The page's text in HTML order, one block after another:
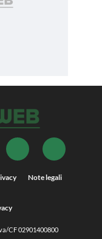
Note legali
CF 02901400800